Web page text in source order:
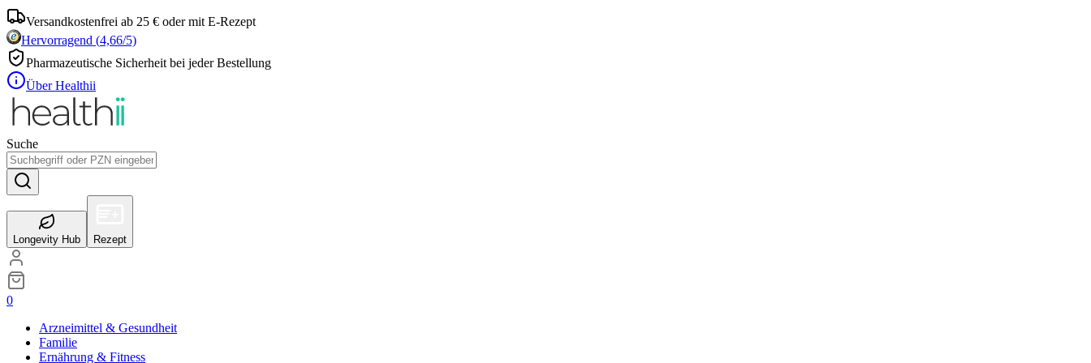
Versandkostenfrei ab 25 € oder mit E-Rezept
Hervorragend (4,66/5)
Pharmazeutische Sicherheit bei jeder Bestellung
Über Healthii
Suche
Longevity Hub Rezept
0
Arzneimittel & Gesundheit
Familie
Ernährung & Fitness